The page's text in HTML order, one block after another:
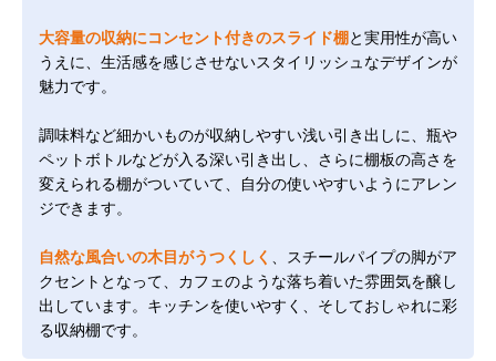
大容量の収納にコンセント付きのスライド棚 と実用性が高い
うえに、生活感を感じさせないスタイリッシュなデザインが
魅力です。
調味料など細かいものが収納しやすい浅い引き出しに、瓶や
ペットボトルなどが入る深い引き出し、さらに棚板の高さを
変えられる棚がついていて、自分の使いやすいようにアレン
ジできます。
自然な風合いの木目がうつくしく 、スチールパイプの脚がア
クセントとなって、カフェのような落ち着いた雰囲気を醸し
出しています。キッチンを使いやすく、そしておしゃれに彩
る収納棚です。